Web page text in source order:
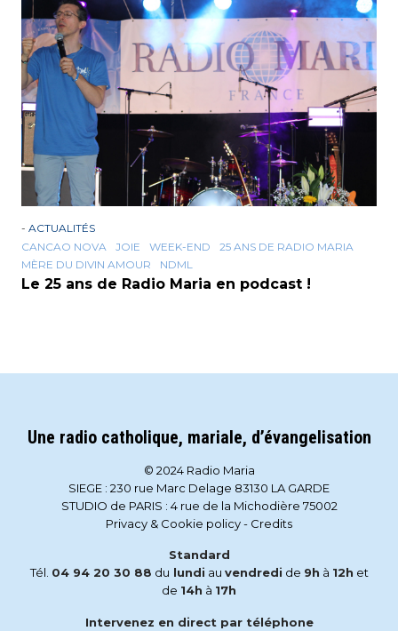
- ACTUALITÉS
CANCAO NOVA
JOIE WEEK-END
25 ANS DE RADIO MARIA
MÈRE DU DIVIN AMOUR
NDML
Le 25 ans de Radio Maria en podcast !
Une radio catholique, mariale, d’évangelisation
© 2024 Radio Maria
SIEGE : 230 rue Marc Delage 83130 LA GARDE
STUDIO de PARIS : 4 rue de la Michodière 75002
Privacy & Cookie policy- Credits
Standard
Tél. 04 94 20 30 88 du lundi au vendredi de 9h à 12h et
de 14h à 17h
Intervenez en direct par téléphone